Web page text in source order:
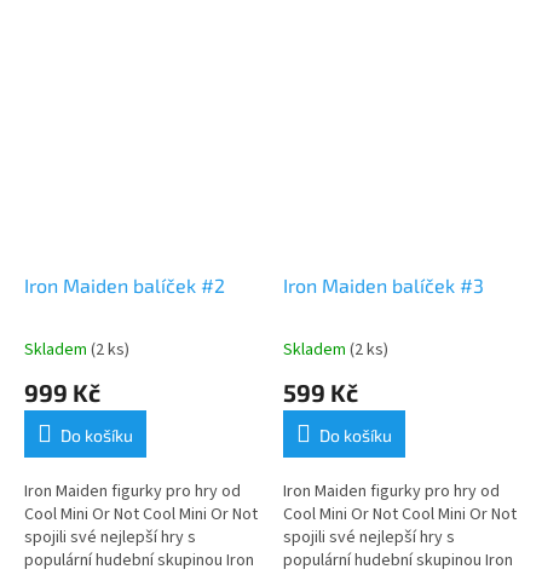
Iron Maiden balíček #2
Skladem (2 ks)
999 Kč
Do košíku
Iron Maiden figurky pro hry od
Cool Mini Or Not Cool Mini Or Not
spojili své nejlepší hry s
populární hudební skupinou Iron
Iron Maiden balíček #3
Skladem (2 ks)
599 Kč
Do košíku
Iron Maiden figurky pro hry od
Cool Mini Or Not Cool Mini Or Not
spojili své nejlepší hry s
populární hudební skupinou Iron